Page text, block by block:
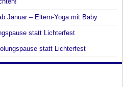
Januar – Eltern-Yoga mit Baby
statt Lichterfest
statt Lichterfest